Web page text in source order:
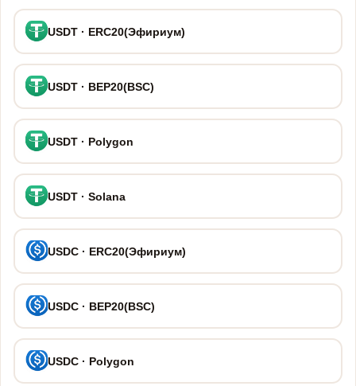
USDT · ERC20(Эфириум)
USDT · BEP20(BSC)
USDT · Polygon
USDT · Solana
USDC · ERC20(Эфириум)
USDC · BEP20(BSC)
USDC · Polygon